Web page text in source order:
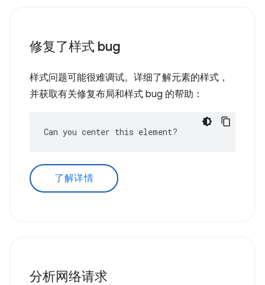
修复了样式 bug
样式问题可能很难调试。详细了解元素的样式，
并获取有关修复布局和样式 bug 的帮助：
Can you center this element?
了解详情
分析网络请求